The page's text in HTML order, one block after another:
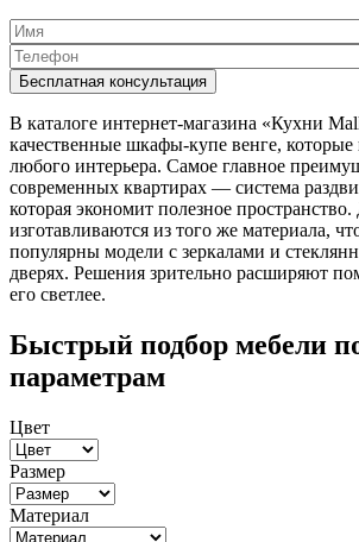
В каталоге интернет-магазина «Кухни
качественные шкафы-купе венге, которые
любого интерьера. Самое главное
современных квартирах — система
которая экономит полезное
изготавливаются из того же материала,
популярны модели с зеркалами и
дверях. Решения зрительно расширяют
его светлее.
Быстрый подбор мебели
параметрам
Цвет
Размер
Материал